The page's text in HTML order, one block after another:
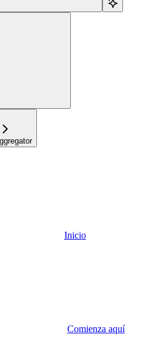
Inicio
Comienza aquí